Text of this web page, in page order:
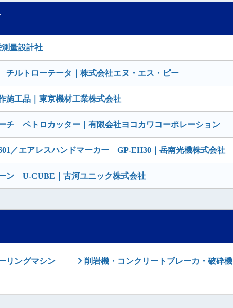
量設計社
ルトローテータ｜株式会社エヌ・エス・ピー
施工品｜東京機材工業株式会社
チ ペトロカッター｜有限会社ヨコカワコーポレーション
／エアレスハンドマーカー GP-EH30｜岳南光機株式会社
ン U-CUBE｜古河ユニック株式会社
リングマシン 削岩機・コンクリートブレーカ・破砕機